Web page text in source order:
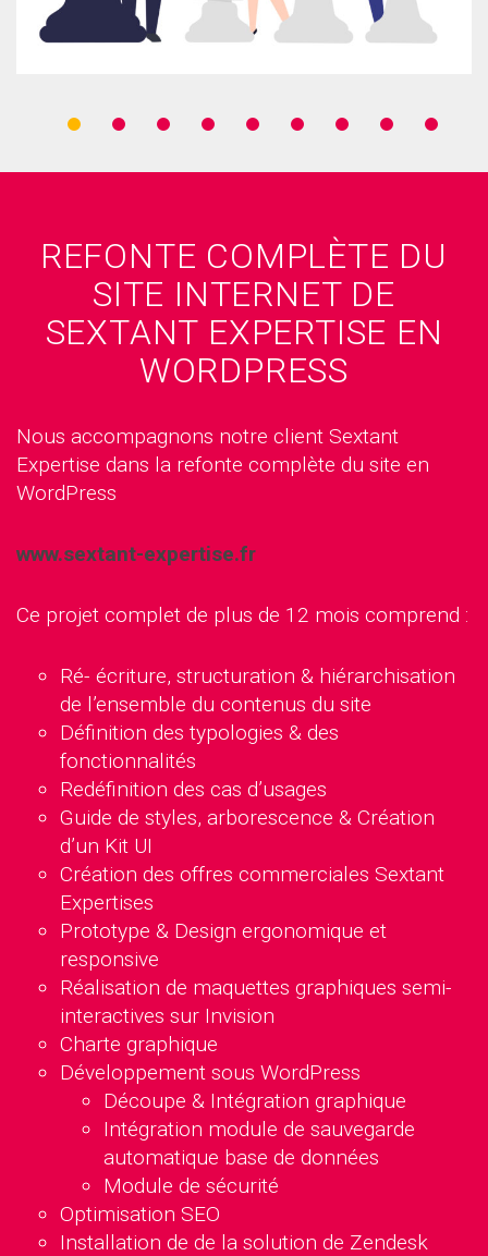
REFONTE COMPLÈTE DU
SITE INTERNET DE
SEXTANT EXPERTISE EN
WORDPRESS
Nous accompagnons notre client Sextant
Expertise dans la refonte complète du site en
WordPress
www.sextant-expertise.fr
Ce projet complet de plus de 12 mois comprend :
Ré- écriture, structuration & hiérarchisation
de l’ensemble du contenus du site
Définition des typologies & des
fonctionnalités
Redéfinition des cas d’usages
Guide de styles, arborescence & Création
d’un Kit UI
Création des offres commerciales Sextant
Expertises
Prototype & Design ergonomique et
responsive
Réalisation de maquettes graphiques semi-
interactives sur Invision
Charte graphique
Développement sous WordPress
Découpe & Intégration graphique
Intégration module de sauvegarde
automatique base de données
Module de sécurité
Optimisation SEO
Installation de de la solution de Zendesk